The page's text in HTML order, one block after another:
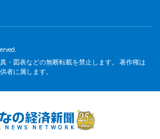
・図表などの無断転載を禁止します。 著作権は
者に属します。